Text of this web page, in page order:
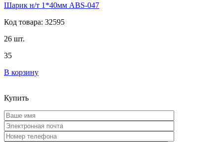
Шарик н/т 1*40мм ABS-047
Код товара: 32595
26 шт.
35
В корзину
Купить